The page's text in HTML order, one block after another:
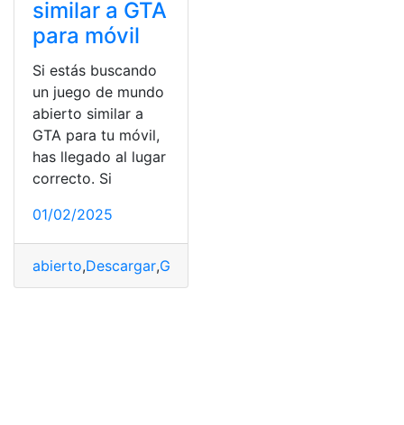
similar a GTA
para móvil
Si estás buscando
un juego de mundo
abierto similar a
GTA para tu móvil,
has llegado al lugar
correcto. Si
01/02/2025
abierto,Descargar,GTA